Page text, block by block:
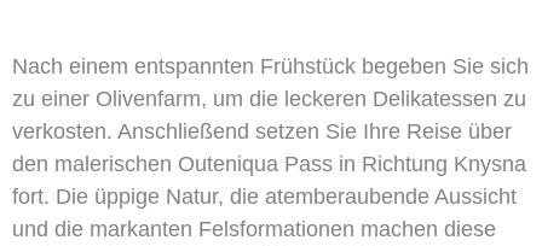
Nach einem entspannten Frühstück begeben Sie sich
zu einer Olivenfarm, um die leckeren Delikatessen zu
verkosten. Anschließend setzen Sie Ihre Reise über
den malerischen Outeniqua Pass in Richtung Knysna
fort. Die üppige Natur, die atemberaubende Aussicht
und die markanten Felsformationen machen diese